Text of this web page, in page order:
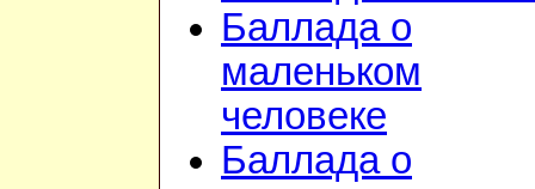
Баллада о
маленьком
человеке
Баллада о